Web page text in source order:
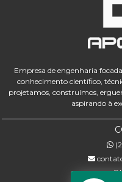
Empresa de engenharia
conhecimento científico,
projetamos, construímos,
aspirando à